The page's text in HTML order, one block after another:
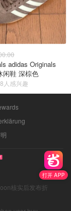
打开 APP
adidas Originals
闲鞋 深棕色
人感兴趣
核实后发布折